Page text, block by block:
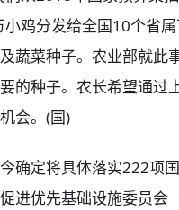
小鸡分发给全国10个省
蔬菜种子。农业部就此
的种子。农长希望通过
会。(国)
确定将具体落实222项
进优先基础设施委员会